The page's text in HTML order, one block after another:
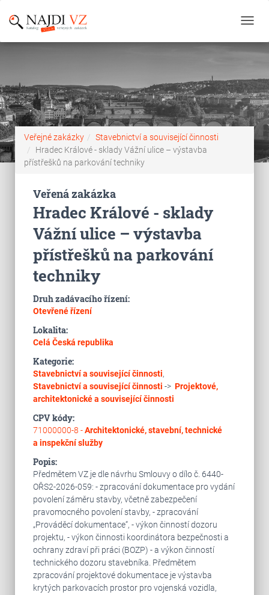
Veřejné zakázky
Stavebnictví a související činnosti
Hradec Králové - sklady Vážní ulice – výstavba
přístřešků na parkování techniky
Veřená zakázka
Hradec Králové - sklady
Vážní ulice – výstavba
přístřešků na parkování
techniky
Druh zadávacího řízení:
Otevřené řízení
Lokalita:
Celá Česká republika
Kategorie:
Stavebnictví a související činnosti,
Stavebnictví a související činnosti -> Projektové,
architektonické a související činnosti
CPV kódy:
71000000-8 -Architektonické, stavební, technické
a inspekční služby
Popis:
Předmětem VZ je dle návrhu Smlouvy o dílo č. 6440-
OŘS2-2026-059: - zpracování dokumentace pro vydání
povolení záměru stavby, včetně zabezpečení
pravomocného povolení stavby, - zpracování
„Prováděcí dokumentace“, - výkon činností dozoru
projektu, - výkon činnosti koordinátora bezpečnosti a
ochrany zdraví při práci (BOZP) - a výkon činností
technického dozoru stavebníka. Předmětem
zpracování projektové dokumentace je výstavba
krytých parkovacích prostor pro vojenská vozidla,